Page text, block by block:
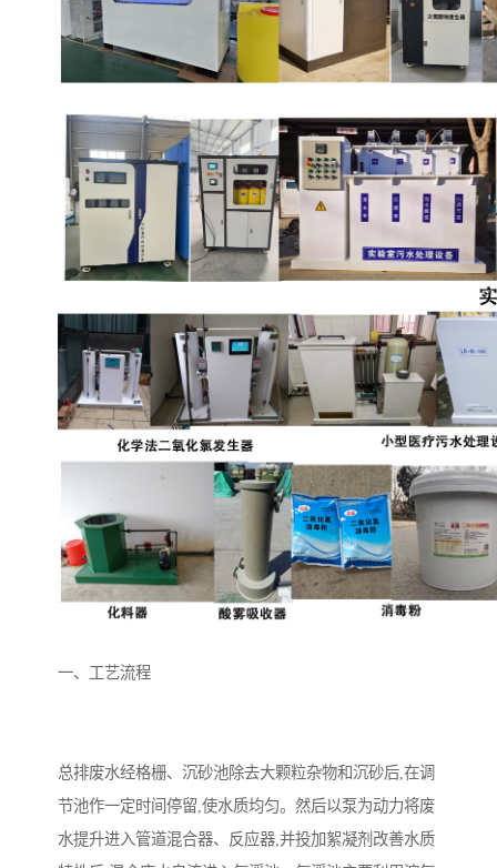
一、工艺流程
总排废水经格栅、沉砂池除去大颗粒杂物和沉砂后,在调
节池作一定时间停留,使水质均匀。然后以泵为动力将废
水提升进入管道混合器、反应器,并投加絮凝剂改善水质
污水提升泵站 口腔科污水处理设备
风景区生活污水处理一体
化设备
一体化污水处理设备
无动力一体化污水处理设 服务区一体化污水处理设
备
成套生活污水处理设备 小型污水处理设备
肉制品加工污水处理设备 农村一体化污水处理设备
金属配件洗涤污水处理设 小型一体化污水处理设备
微动力污水处理设备 集中式生活污水处理设备
接触式一体化污水处理设 化粪池一体化污水处理设
备
污水处理一体化设备 气浮机设备
淀粉污水处理设备 塑料污水处理设备
生产厂家
洗车污水处理设备 变电站污水处理设备
熟食厂污水处理设备 美容院一体化污水处理设